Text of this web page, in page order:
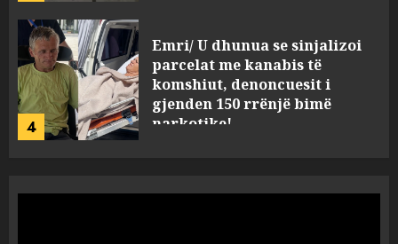
5
Ambasada amerikane: Sokol
Hoxha mendoi se mund t’i
shpëtonte së kaluarës së tij,
por ne e gjetëm
AUGUST 7, 2026